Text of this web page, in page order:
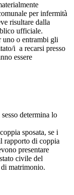
per infermità
risultare dalla
ufficiale.
uno o entrambi gli
i a recarsi presso
essere
determina lo
sposata, se i
rapporto di coppia
presentare
civile del
matrimonio.